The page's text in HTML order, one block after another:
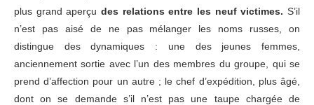
plus grand aperçu des relations entre les neuf victimes. S’il
n’est pas aisé de ne pas mélanger les noms russes, on
distingue des dynamiques : une des jeunes femmes,
anciennement sortie avec l’un des membres du groupe, qui se
prend d’affection pour un autre ; le chef d’expédition, plus âgé,
dont on se demande s’il n’est pas une taupe chargée de